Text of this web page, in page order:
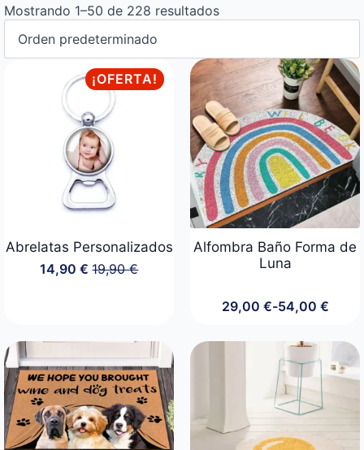
Mostrando 1–50 de 228 resultados
¡OFERTA!
Abrelatas Personalizados
19,90€
El
19,90 €.
14,90 € El
14,90 €.
Alfombra Baño Forma de
Luna
29,00 €-54,00 €
Rango
precios:
desde
29,00 €
hasta
54,00 €